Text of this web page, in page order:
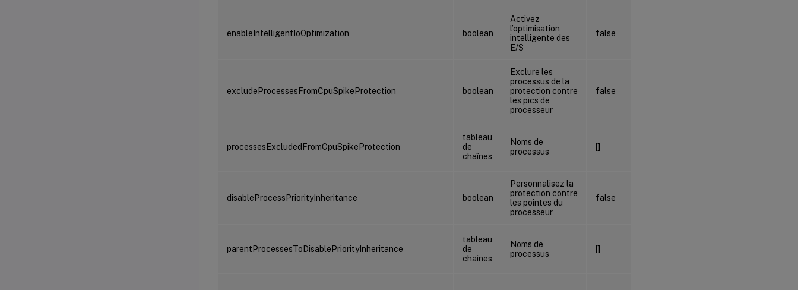
enableIntelligentIoOptimization boolean
Activez
l’optimisation
intelligente des
E/S
false
excludeProcessesFromCpuSpikeProtection boolean
Exclure les
processus de la
protection contre
les pics de
processeur
false
processesExcludedFromCpuSpikeProtection
tableau
de
chaînes
Noms de
processus
[]
disableProcessPriorityInheritance boolean
Personnalisez la
protection contre
les pointes du
processeur
false
parentProcessesToDisablePriorityInheritance
tableau
de
chaînes
Noms de
processus
[]